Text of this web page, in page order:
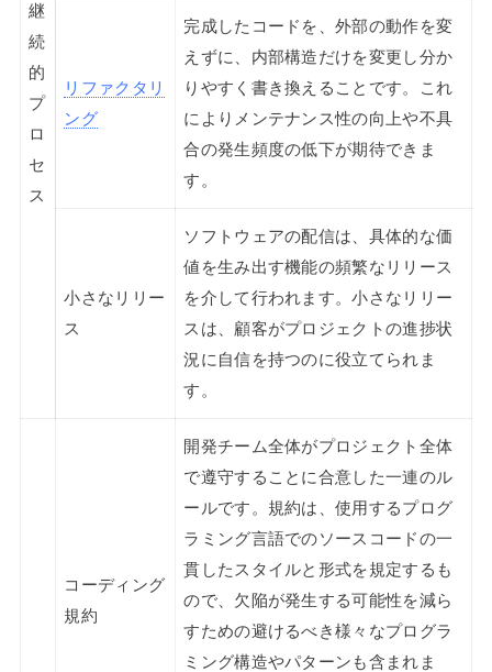
継
続
的
プ
ロ
セ
ス
リファクタリ
ング
完成したコードを、外部の動作を変
えずに、内部構造だけを変更し分か
りやすく書き換えることです。これ
によりメンテナンス性の向上や不具
合の発生頻度の低下が期待できま
す。
小さなリリー
ス
ソフトウェアの配信は、具体的な価
値を生み出す機能の頻繁なリリース
を介して行われます。小さなリリー
スは、顧客がプロジェクトの進捗状
況に自信を持つのに役立てられま
す。
コーディング
規約
開発チーム全体がプロジェクト全体
で遵守することに合意した一連のル
ールです。規約は、使用するプログ
ラミング言語でのソースコードの一
貫したスタイルと形式を規定するも
ので、欠陥が発生する可能性を減ら
すための避けるべき様々なプログラ
ミング構造やパターンも含まれま